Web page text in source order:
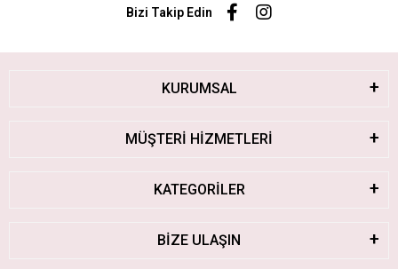
Bizi Takip Edin
KURUMSAL
MÜŞTERİ HİZMETLERİ
KATEGORİLER
BİZE ULAŞIN